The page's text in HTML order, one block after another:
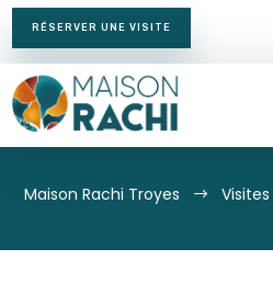
RÉSERVER UNE VISITE
Maison Rachi Troyes $